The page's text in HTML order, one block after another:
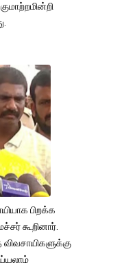
பிறக்க
கூறினார்.